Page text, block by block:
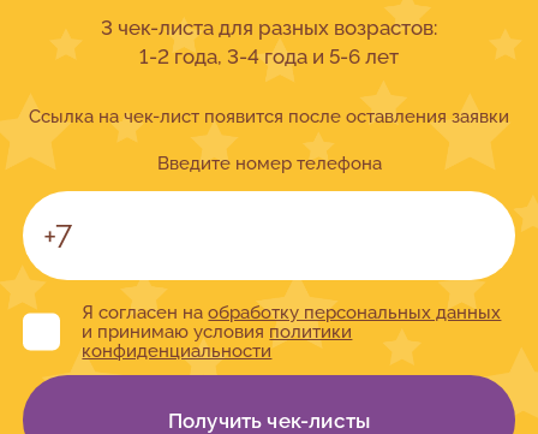
3 чек-листа для разных возрастов:
1-2 года, 3-4 года и 5-6 лет
Ссылка на чек-лист появится после оставления заявки
Введите номер телефона
Я согласен наобработку персональных данных
и принимаю условия политики
конфиденциальности
Получить чек-листы